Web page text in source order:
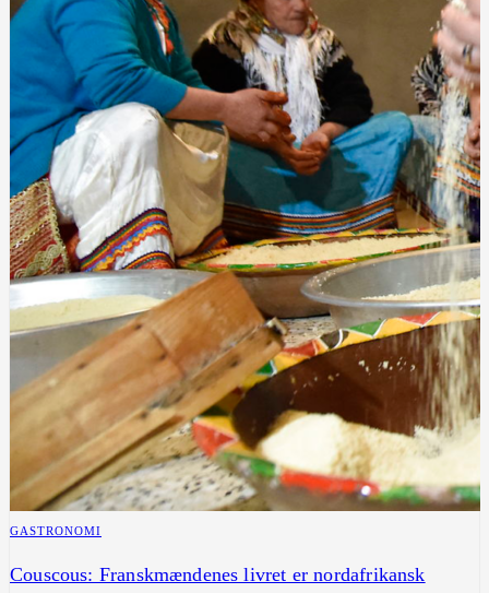
GASTRONOMI
Couscous: Franskmændenes livret er nordafrikansk